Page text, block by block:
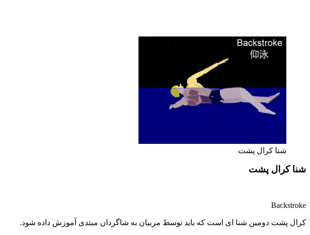
شنا کرال پشت
شنا کرال پشت
Backstroke
کرال پشت دومین شنا ای است که باید توسط مربیان به شاگردان مبتدی آموزش داده شود.